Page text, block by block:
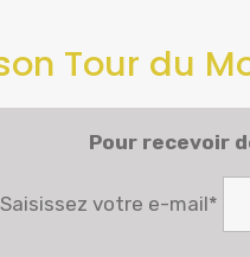
Tour du
Pour recevoir
Saisissez votre e-mail*